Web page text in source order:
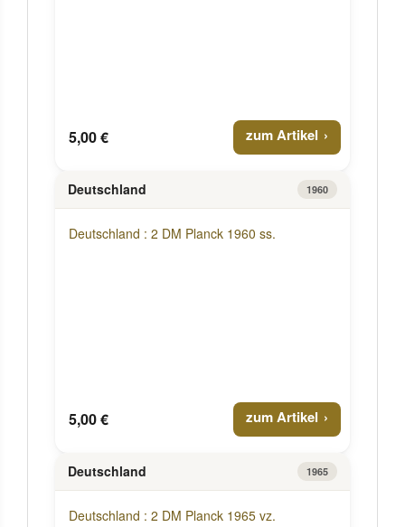
5,00 € zum Artikel
Deutschland 1960
Deutschland : 2 DM Planck 1960 ss.
5,00 € zum Artikel
Deutschland 1965
Deutschland : 2 DM Planck 1965 vz.